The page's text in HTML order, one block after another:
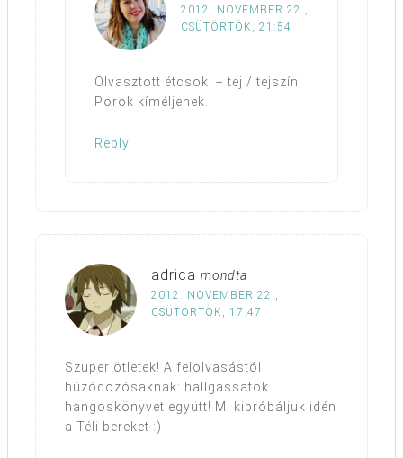
2012. NOVEMBER 22.,
CSÜTÖRTÖK, 21:54
Olvasztott étcsoki + tej / tejszín.
Porok kíméljenek.
Reply
adrica mondta
2012. NOVEMBER 22.,
CSÜTÖRTÖK, 17:47
Szuper ötletek! A felolvasástól
húzódozósaknak: hallgassatok
hangoskönyvet együtt! Mi kipróbáljuk idén
a Téli bereket :)